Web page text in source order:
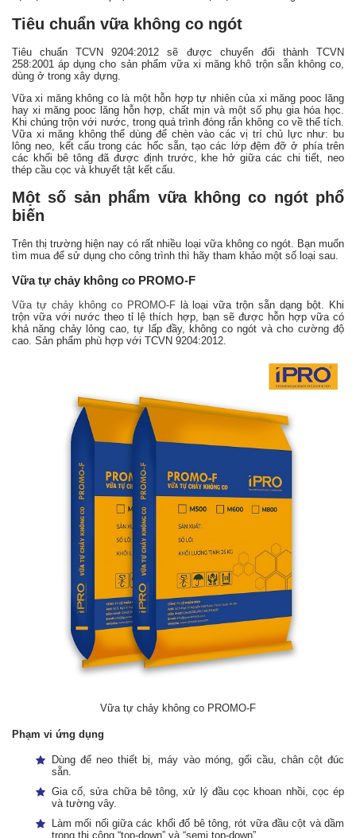
Tiêu chuẩn vữa không co ngót
Tiêu chuẩn TCVN 9204:2012 sẽ được chuyển đổi thành TCVN
258:2001 áp dụng cho sản phẩm vữa xi măng khô trộn sẵn không co,
dùng ở trong xây dựng.
Vữa xi măng không co là một hỗn hợp tự nhiên của xi măng pooc lăng
hay xi măng pooc lăng hỗn hợp, chất mịn và một số phụ gia hóa học.
Khi chúng trộn với nước, trong quá trình đóng rắn không co về thể tích.
Vữa xi măng không thể dùng để chèn vào các vị trí chủ lực như: bu
lông neo, kết cấu trong các hốc sẵn, tạo các lớp đệm đỡ ở phía trên
các khối bê tông đã được định trước, khe hở giữa các chi tiết, neo
thép cầu cọc và khuyết tật kết cấu.
Một số sản phẩm vữa không co ngót phổ
biến
Trên thị trường hiện nay có rất nhiều loại vữa không co ngót. Bạn muốn
tìm mua để sử dụng cho công trình thì hãy tham khảo một số loại sau.
Vữa tự chảy không co PROMO-F
Vữa tự chảy không co PROMO-Flà loại vữa trộn sẵn dạng bột. Khi
trộn vữa với nước theo tỉ lệ thích hợp, bạn sẽ được hỗn hợp vữa có
khả năng chảy lỏng cao, tự lấp đầy, không co ngót và cho cường độ
cao. Sản phẩm phù hợp với TCVN 9204:2012.
Vữa tự chảy không co PROMO-F
Phạm vi ứng dụng
Dùng để neo thiết bị, máy vào móng, gối cầu, chân cột đúc
sẵn.
Gia cố, sửa chữa bê tông, xử lý đầu cọc khoan nhồi, cọc ép
và tường vây.
Làm mối nối giữa các khối đổ bê tông, rót vữa đầu cột và dầm
trong thi công “top-down” và “semi top-down”.